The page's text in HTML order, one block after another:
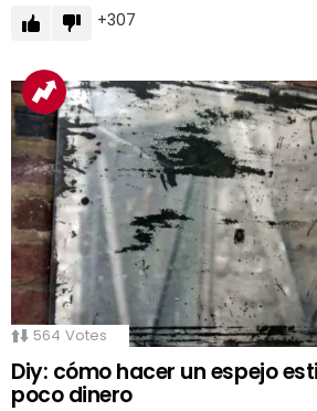
307
564 Votes
Diy: cómo hacer un espejo
poco dinero